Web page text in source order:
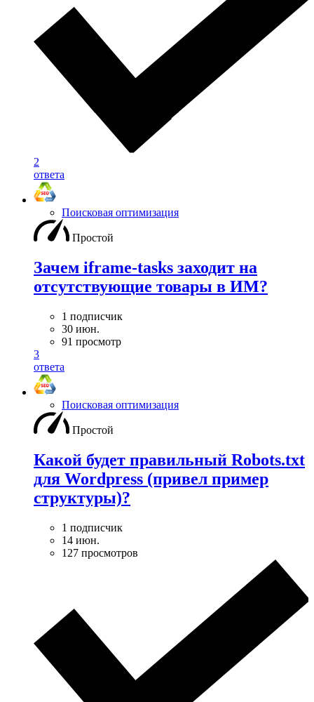
2
ответа
Поисковая оптимизация
Простой
Зачем iframe-tasks заходит на
отсутствующие товары в ИМ?
1 подписчик
30 июн.
91 просмотр
3
ответа
Поисковая оптимизация
Простой
Какой будет правильный Robots.txt
для Wordpress (привел пример
структуры)?
1 подписчик
14 июн.
127 просмотров